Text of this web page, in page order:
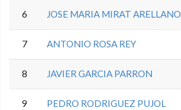
6 JOSE MARIA MIRAT ARELLANO
7 ANTONIO ROSA REY
8 JAVIER GARCIA PARRON
9 PEDRO RODRIGUEZ PUJOL